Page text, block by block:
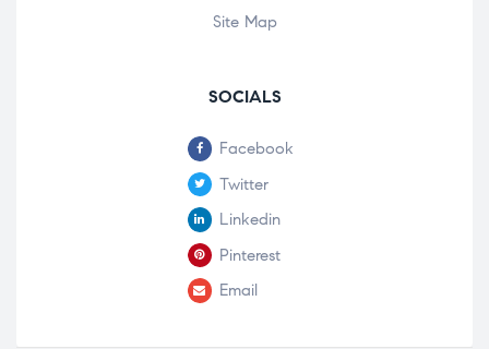
Site Map
SOCIALS
Facebook
Twitter
Linkedin
Pinterest
Email